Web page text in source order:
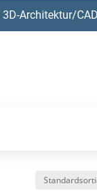
3D-Architektur/CAD